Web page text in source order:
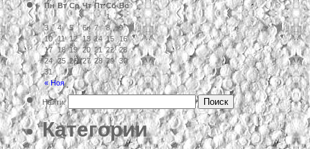
Пн Вт Ср Чт Пт Сб Вс
« Ноя
1
2
3
4 5 6 7 8
9
10 11 12 13 14 15 16
17 18 19 20 21 22 23
24 25 26 27 28 29 30
31
Найти:
Категории